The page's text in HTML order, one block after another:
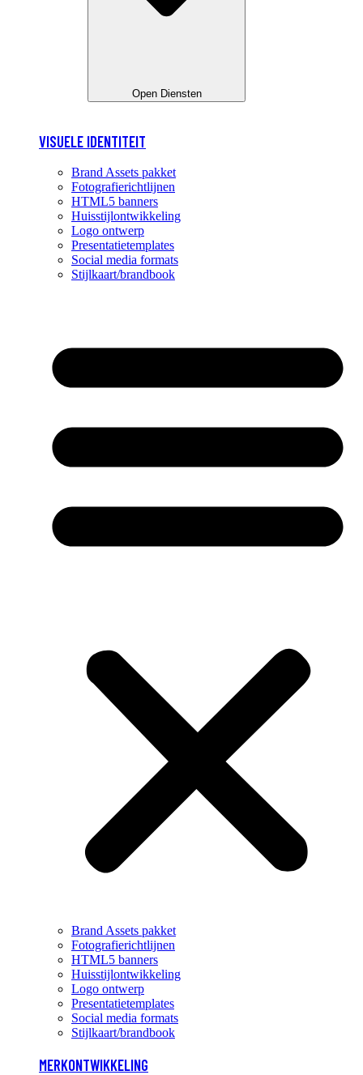
Open Diensten
VISUELE IDENTITEIT
Brand Assets pakket
Fotografierichtlijnen
HTML5 banners
Huisstijlontwikkeling
Logo ontwerp
Presentatietemplates
Social media formats
Stijlkaart/brandbook
Brand Assets pakket
Fotografierichtlijnen
HTML5 banners
Huisstijlontwikkeling
Logo ontwerp
Presentatietemplates
Social media formats
Stijlkaart/brandbook
MERKONTWIKKELING